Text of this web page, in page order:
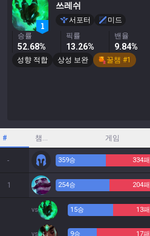
쓰레쉬
서포터
미드
승률
52.68%
픽률
13.26%
밴율
9.84%
성향 적합 상성 보완 꿀챔 #1
# 챔피언 게임
- 359승 334패
1 254승 204패
vs 15승 13패
vs 9승 17패